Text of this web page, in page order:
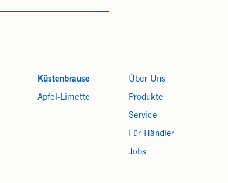
Küstenbrause
Apfel-Limette
Über Uns
Produkte
Service
Für Händler
Jobs